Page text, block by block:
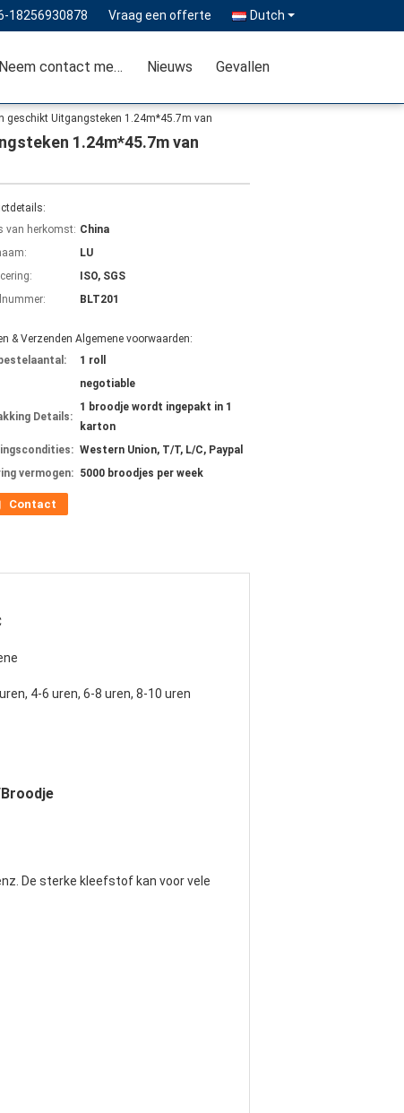
18256930878 Vraag een offerte Dutch
Neem contact met ons op Nieuws Gevallen
geschikt Uitgangsteken 1.24m*45.7m van
1.24m*45.7m van
van herkomst: China
LU
ISO, SGS
BLT201
& Verzenden Algemene voorwaarden:
1 roll
negotiable
Details:
1 broodje wordt ingepakt in 1
karton
Western Union, T/T, L/C, Paypal
vermogen: 5000 broodjes per week
Contact
4-6 uren, 6-8 uren, 8-10 uren
De sterke kleefstof kan voor vele